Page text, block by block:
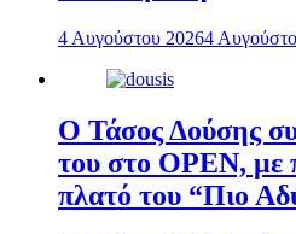
4 Αυγούστου 20264
Ο Τάσος Δούσης
του στο OPEN, με
πλατό του “Πιο